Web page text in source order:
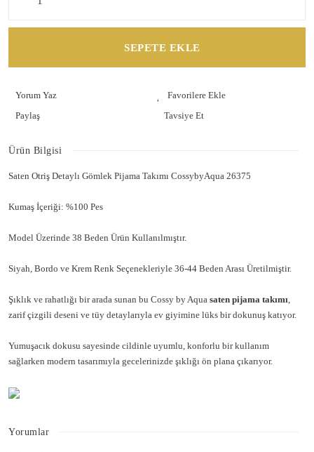
SEPETE EKLE
Yorum Yaz
Paylaş
Tavsiye Et
Ürün Bilgisi
Saten Otriş Detaylı Gömlek Pijama Takımı CossybyAqua 26375
Kumaş İçeriği: %100 Pes
Model Üzerinde 38 Beden Ürün Kullanılmıştır.
Siyah, Bordo ve Krem Renk Seçenekleriyle 36-44 Beden Arası Üretilmiştir.
Şıklık ve rahatlığı bir arada sunan bu Cossy by Aqua saten pijama takımı,
zarif çizgili deseni ve tüy detaylarıyla ev giyimine lüks bir dokunuş katıyor.
Yumuşacık dokusu sayesinde cildinle uyumlu, konforlu bir kullanım
sağlarken modern tasarımıyla gecelerinizde şıklığı ön plana çıkarıyor.
Yorumlar